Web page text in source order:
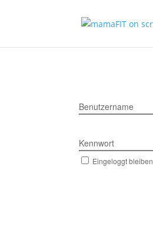
Benutzername
Kennwort
Eingeloggt bleiben